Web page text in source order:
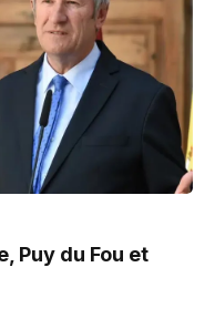
Puy du Fou et